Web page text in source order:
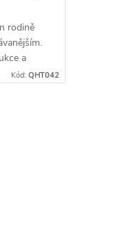
rodině
a
akci,
Kód: QHT042